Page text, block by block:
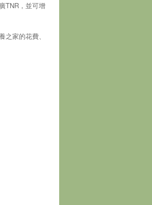
TNR，並可增
家的花費、